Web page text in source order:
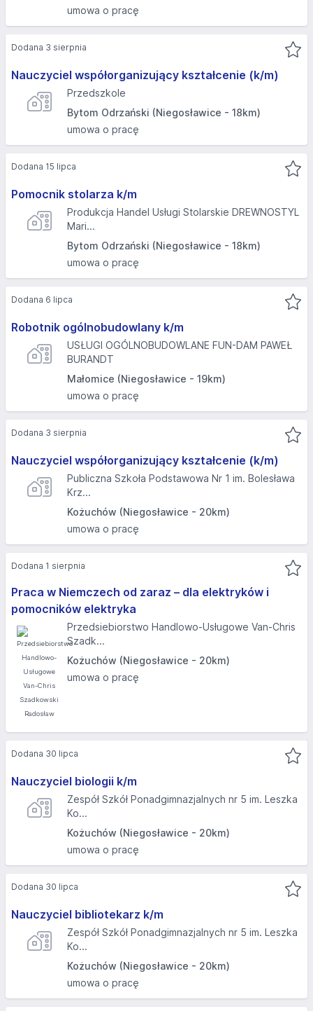
umowa o pracę
Nauczyciel współorganizujący kształcenie (k/m)
Przedszkole
Bytom Odrzański (Niegosławice - 18km)
umowa o pracę
Dodana 3 sierpnia
Pomocnik stolarza k/m
Produkcja Handel Usługi Stolarskie DREWNOSTYL
Mari...
Bytom Odrzański (Niegosławice - 18km)
umowa o pracę
Dodana 15 lipca
Robotnik ogólnobudowlany k/m
USŁUGI OGÓLNOBUDOWLANE FUN-DAM PAWEŁ
BURANDT
Małomice (Niegosławice - 19km)
umowa o pracę
Dodana 6 lipca
Nauczyciel współorganizujący kształcenie (k/m)
Publiczna Szkoła Podstawowa Nr 1 im. Bolesława
Krz...
Kożuchów (Niegosławice - 20km)
umowa o pracę
Dodana 3 sierpnia
Praca w Niemczech od zaraz – dla elektryków i
pomocników elektryka
Przedsiebiorstwo Handlowo-Usługowe Van-Chris
Szadk...
Kożuchów (Niegosławice - 20km)
umowa o pracę
Dodana 1 sierpnia
Nauczyciel biologii k/m
Zespół Szkół Ponadgimnazjalnych nr 5 im. Leszka
Ko...
Kożuchów (Niegosławice - 20km)
umowa o pracę
Dodana 30 lipca
Nauczyciel bibliotekarz k/m
Zespół Szkół Ponadgimnazjalnych nr 5 im. Leszka
Ko...
Kożuchów (Niegosławice - 20km)
umowa o pracę
Dodana 30 lipca